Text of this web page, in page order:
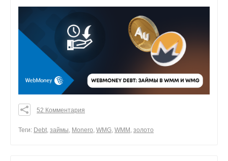
0
52 Комментария
Теги: Debt, займы, Monero, WMG, WMM , золото